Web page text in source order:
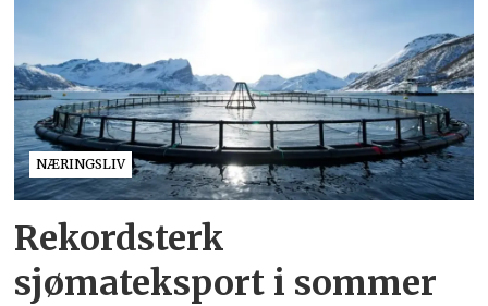
NÆRINGSLIV
Rekordsterk
sjømateksport i sommer